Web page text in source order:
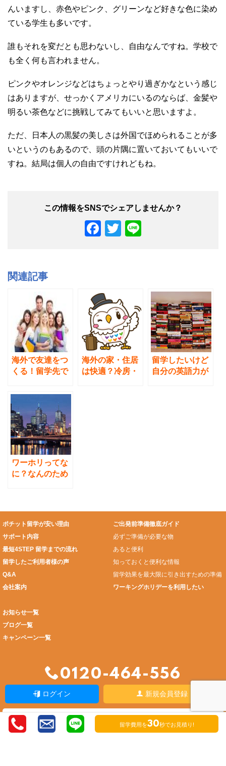
んいますし、赤色やピンク、グリーンなど好きな色に染め
ている学生も多いです。
誰もそれを変だとも思わないし、自由なんですね。学校で
も全く何も言われません。
ピンクやオレンジなどはちょっとやり過ぎかなという感じ
はありますが、せっかくアメリカにいるのならば、金髪や
明るい茶色などに挑戦してみてもいいと思いますよ。
ただ、日本人の黒髪の美しさは外国でほめられることが多
いというのもあるので、頭の片隅に置いておいてもいいで
すね。結局は個人の自由ですけれどもね。
F
b
o
o
k
T
関連記事
海外で友達をつ
くる！留学先で
海外の家・住居
は快適？冷房・
留学したいけど
自分の英語力が
ワーホリってな
に？なんのため
留学費用を30秒でお見積り!
ポチット留学が安い理由
サポート内容
最短4STEP 留学までの流れ
留学したご利用者様の声
Q&A
会社案内
ご出発前準備徹底ガイド
必ずご準備が必要な物
あると便利
知っておくと便利な情報
留学効果を最大限に引き出すための準備
ワーキングホリデーを利用したい
お知らせ一覧
ブログ一覧
キャンペーン一覧
0120-464-556
ログイン 新規会員登録
お問い合わせ・資料請求
無料相談申込みはこちら